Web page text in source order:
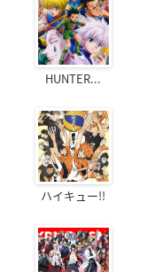
HUNTER...
ハイキュー!!